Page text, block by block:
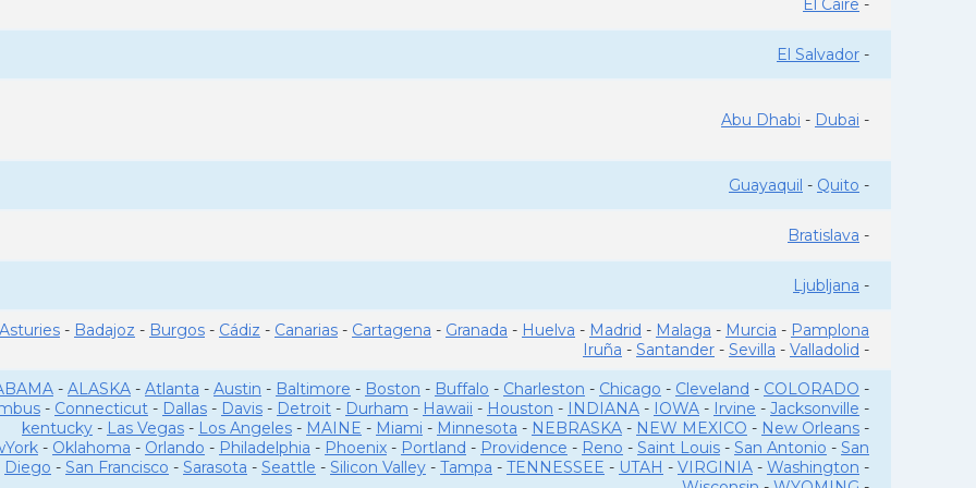
El Caire -
El Salvador -
Abu Dhabi - Dubai -
Guayaquil - Quito -
Bratislava -
Ljubljana -
Asturies - Badajoz - Burgos - Cádiz - Canarias - Cartagena - Granada - Huelva - Madrid - Malaga - Murcia - Pamplona
Iruña - Santander - Sevilla - Valladolid -
- ALASKA - Atlanta - Austin - Baltimore - Boston - Buffalo - Charleston - Chicago - Cleveland - COLORADO -
- Connecticut - Dallas - Davis - Detroit - Durham - Hawaii - Houston - INDIANA - IOWA - Irvine - Jacksonville -
kentucky - Las Vegas - Los Angeles - MAINE - Miami - Minnesota - NEBRASKA - NEW MEXICO - New Orleans -
- Oklahoma - Orlando - Philadelphia - Phoenix - Portland - Providence - Reno - Saint Louis - San Antonio - San
Diego - San Francisco - Sarasota - Seattle - Silicon Valley - Tampa - TENNESSEE - UTAH - VIRGINIA - Washington -